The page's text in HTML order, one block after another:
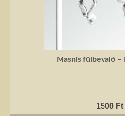
Masnis fülbevaló –
1500 Ft